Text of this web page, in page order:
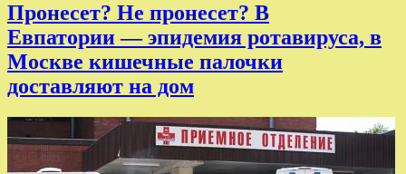
Пронесет? Не пронесет? В
Евпатории — эпидемия ротавируса, в
Москве кишечные палочки
доставляют на дом